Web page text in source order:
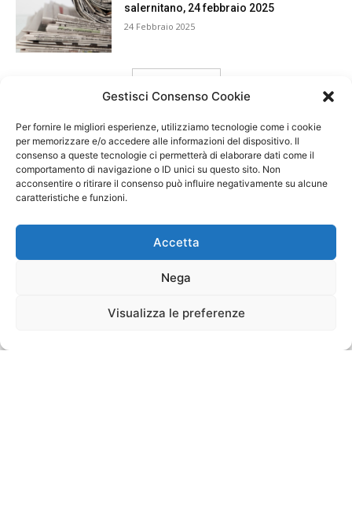
Gestisci Consenso Cookie
Per fornire le migliori esperienze, utilizziamo tecnologie come i cookie
per memorizzare e/o accedere alle informazioni del dispositivo. Il
consenso a queste tecnologie ci permetterà di elaborare dati come il
comportamento di navigazione o ID unici su questo sito. Non
acconsentire o ritirare il consenso può influire negativamente su alcune
caratteristiche e funzioni.
Accetta
Nega
Visualizza le preferenze
salernitano, 24 febbraio 2025
24 Febbraio 2025